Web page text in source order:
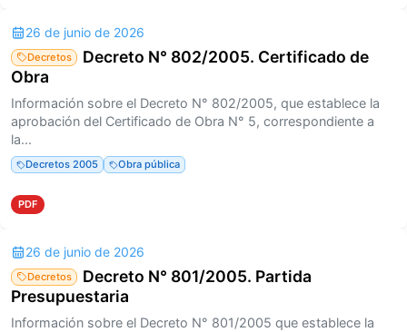
26 de junio de 2026
Decretos
Decreto N° 802/2005. Certificado de
Obra
Información sobre el Decreto N° 802/2005, que establece la
aprobación del Certificado de Obra N° 5, correspondiente a
la...
Decretos 2005 Obra pública
PDF
26 de junio de 2026
Decretos
Decreto N° 801/2005. Partida
Presupuestaria
Información sobre el Decreto N° 801/2005 que establece la